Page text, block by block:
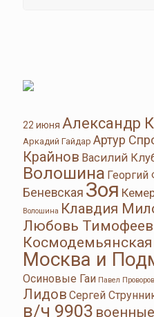
22 июня Александр
Аркадий Гайдар Артур
Крайнов Василий
Волошина Георгий
Беневская Зоя
Волошина Клавдия
Любовь
Космодемьянская
Москва и
Осиновые Гаи Павел Проворов
Лидов Сергей
в/ч 9903